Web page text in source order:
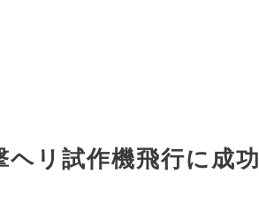
リ試作機飛行に成功